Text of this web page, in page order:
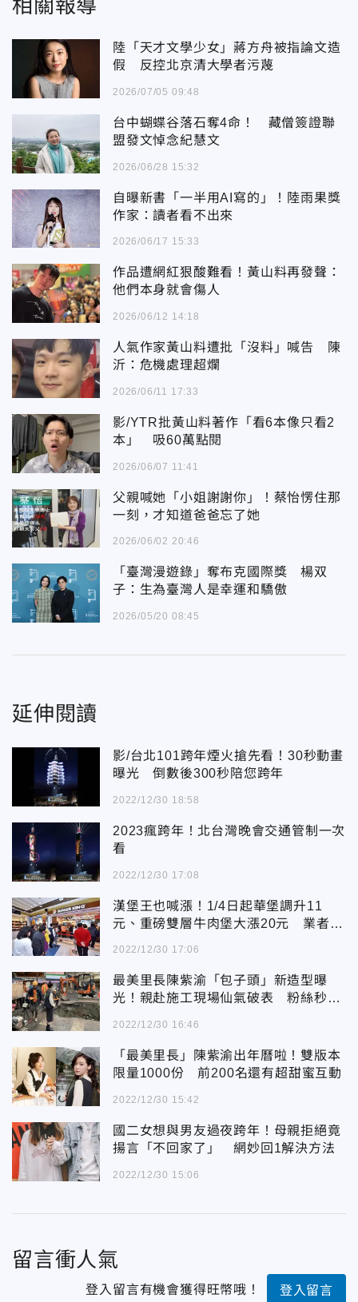
相關報導
陸「天才文學少女」蔣方舟被指論文造
假 反控北京清大學者污蔑
2026/07/05 09:48
台中蝴蝶谷落石奪4命！ 藏僧簽證聯
盟發文悼念紀慧文
2026/06/28 15:32
自曝新書「一半用AI寫的」！陸雨果獎
作家：讀者看不出來
2026/06/17 15:33
作品遭網紅狠酸難看！黃山料再發聲：
他們本身就會傷人
2026/06/12 14:18
人氣作家黃山料遭批「沒料」喊告 陳
沂：危機處理超爛
2026/06/11 17:33
影/YTR批黃山料著作「看6本像只看2
本」 吸60萬點閱
2026/06/07 11:41
父親喊她「小姐謝謝你」！蔡怡愣住那
一刻，才知道爸爸忘了她
2026/06/02 20:46
「臺灣漫遊錄」奪布克國際獎 楊双
子：生為臺灣人是幸運和驕傲
2026/05/20 08:45
延伸閱讀
影/台北101跨年煙火搶先看！30秒動畫
曝光 倒數後300秒陪您跨年
2022/12/30 18:58
2023瘋跨年！北台灣晚會交通管制一次
看
2022/12/30 17:08
漢堡王也喊漲！1/4日起華堡調升11
元、重磅雙層牛肉堡大漲20元 業者回
2022/12/30 17:06
最美里長陳紫渝「包子頭」新造型曝
光！親赴施工現場仙氣破表 粉絲秒暈
2022/12/30 16:46
「最美里長」陳紫渝出年曆啦！雙版本
限量1000份 前200名還有超甜蜜互動
2022/12/30 15:42
國二女想與男友過夜跨年！母親拒絕竟
揚言「不回家了」 網妙回1解決方法
2022/12/30 15:06
留言衝人氣
登入留言有機會獲得旺幣哦！ 登入留言